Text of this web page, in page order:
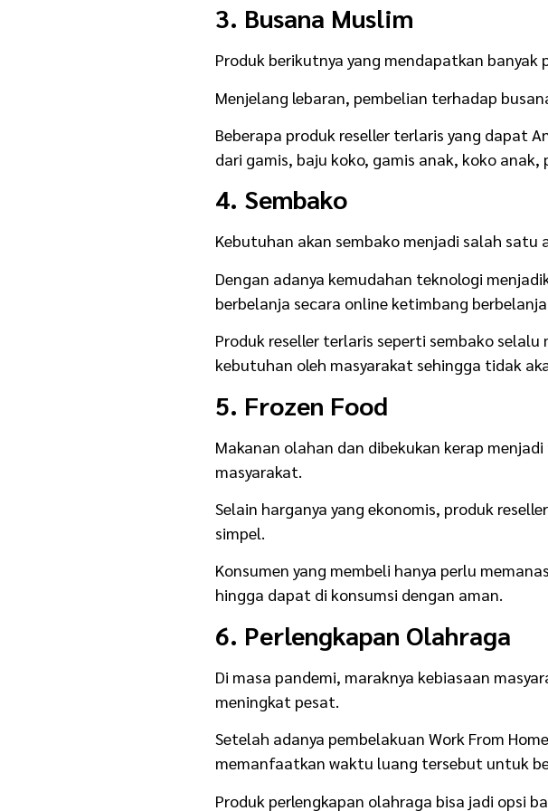
3. Busana Muslim
Produk berikutnya yang mendapatkan
Menjelang lebaran, pembelian terhadap
Beberapa produk reseller terlaris yang dapat
dari gamis, baju koko, gamis anak, koko
4. Sembako
Kebutuhan akan sembako menjadi salah
Dengan adanya kemudahan teknologi
berbelanja secara online ketimbang
Produk reseller terlaris seperti sembako
kebutuhan oleh masyarakat sehingga tidak
5. Frozen Food
Makanan olahan dan dibekukan kerap
masyarakat.
Selain harganya yang ekonomis, produk
simpel.
Konsumen yang membeli hanya perlu
hingga dapat di konsumsi dengan aman.
6. Perlengkapan Olahraga
Di masa pandemi, maraknya kebiasaan
meningkat pesat.
Setelah adanya pembelakuan Work From
memanfaatkan waktu luang tersebut untuk
Produk perlengkapan olahraga bisa jadi opsi